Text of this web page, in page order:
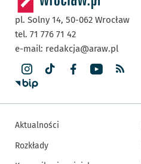
pl. Solny 14, 50-062 Wrocław
tel. 71 776 71 42
e-mail: redakcja@araw.pl
Aktualności
Rozkłady